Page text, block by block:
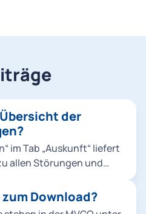
der
im Tab „Auskunft“ liefert
allen Störungen und
Linien. Zusätzlich
und
Download?